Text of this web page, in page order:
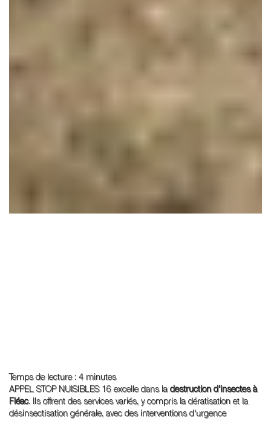
Temps de lecture : 4 minutes
APPEL STOP NUISIBLES 16 excelle dans la destruction d'insectes à
Fléac. Ils offrent des services variés, y compris la dératisation et la
désinsectisation générale, avec des interventions d'urgence